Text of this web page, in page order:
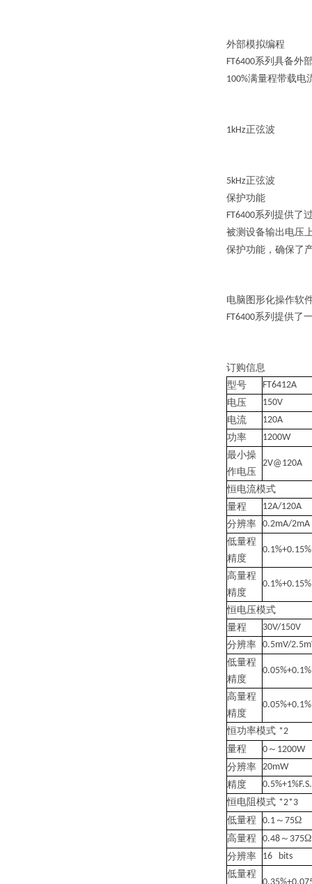
外部模拟编程
FT6400系列具备外
100%满量程带载电
1kHz正弦波
5kHz正弦波
保护功能
FT6400系列提供了
被测设备输出电压
保护功能，确保了
电脑图形化操作软
FT6400系列提供了
订购信息
型号
FT6412A
电压
150V
电流
120A
功率
1200W
最小操
作电压
2V@120A
恒电流模式
量程
12A/120A
分辨率 0.2mA/2mA
低量程
精度
高量程
精度
恒电压模式
量程
30V/150V
分辨率 0.5mV/
低量程
精度
高量程
精度
恒功率模式 *2
量程
0 ～ 1200W
分辨率 20mW
精度
0.5%+1%F.S.
恒电阻模式 *2*3
低量程
0.1 ～ 75Ω
高量程
0.48 ～ 375Ω
分辨率
16 bits
低量程